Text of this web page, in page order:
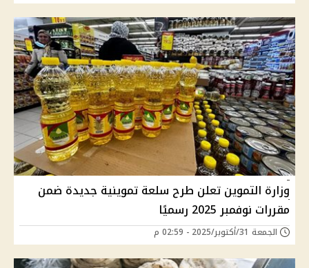
وزارة التموين تعلن طرح سلعة تموينية جديدة ضمن
مقررات نوفمبر 2025 رسميًا
الجمعة 31/أكتوبر/2025 - 02:59 م